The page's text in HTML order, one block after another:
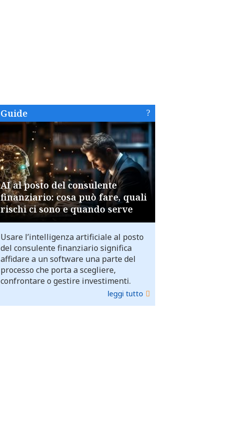
Guide
AI al posto del consulente
finanziario: cosa può fare, quali
rischi ci sono e quando serve
Usare l’intelligenza artificiale al posto
del consulente finanziario significa
affidare a un software una parte del
processo che porta a scegliere,
confrontare o gestire investimenti.
leggi tutto